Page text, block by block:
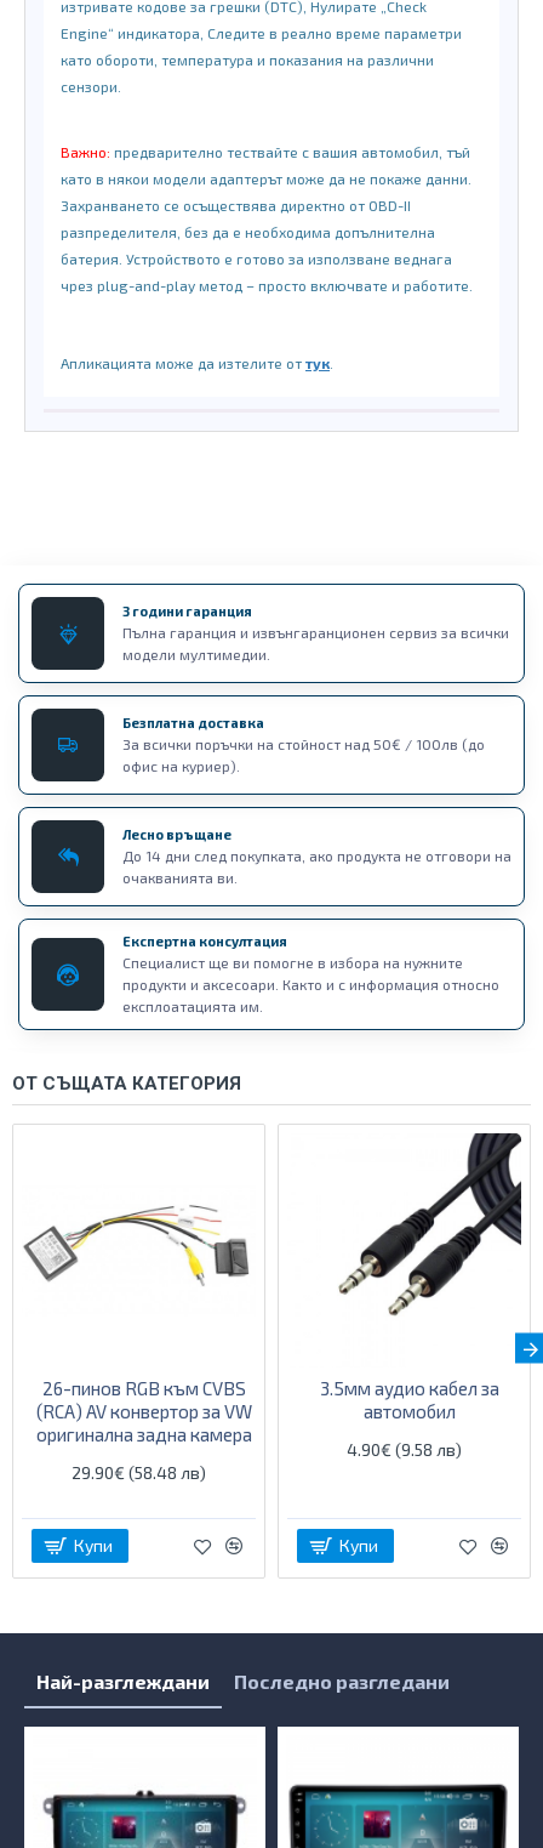
изтривате кодове за грешки (DTC), Нулирате „Check
Engine“ индикатора, Следите в реално време параметри
като обороти, температура и показания на различни
сензори.
Важно: предварително тествайте с вашия автомобил, тъй
като в някои модели адаптерът може да не покаже данни.
Захранването се осъществява директно от OBD-II
разпределителя, без да е необходима допълнителна
батерия. Устройството е готово за използване веднага
чрез plug-and-play метод – просто включвате и работите.
Апликацията може да изтелите от тук
3 години гаранция
Пълна гаранция и извънгаранционен сервиз за всички
модели мултимедии.
Безплатна доставка
За всички поръчки на стойност над 50€ / 100лв (до
офис на куриер).
Лесно връщане
До 14 дни след покупката, ако продукта не отговори на
очакванията ви.
Експертна консултация
Специалист ще ви помогне в избора на нужните
продукти и аксесоари. Както и с информация относно
експлоатацията им.
ОТ СЪЩАТА КАТЕГОРИЯ
26-пинов RGB към CVBS
(RCA) AV конвертор за VW
оригинална задна камера
29.90€ (58.48 лв)
Купи
3.5мм аудио кабел за
автомобил
4.90€ (9.58 лв)
Купи
Най-разглеждани Последно разгледани